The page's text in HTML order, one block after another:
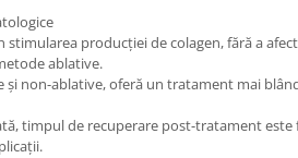
stimularea producției de colagen, fără a
ablative.
și non-ablative, oferă un tratament mai
timpul de recuperare post-tratament este